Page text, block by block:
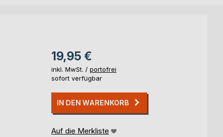
19,95 €
inkl. MwSt. / portofrei
sofort verfügbar
IN DEN WARENKORB
Auf die Merkliste